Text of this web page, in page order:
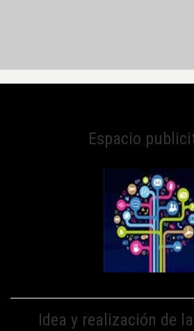
Espacio
Idea y realización de